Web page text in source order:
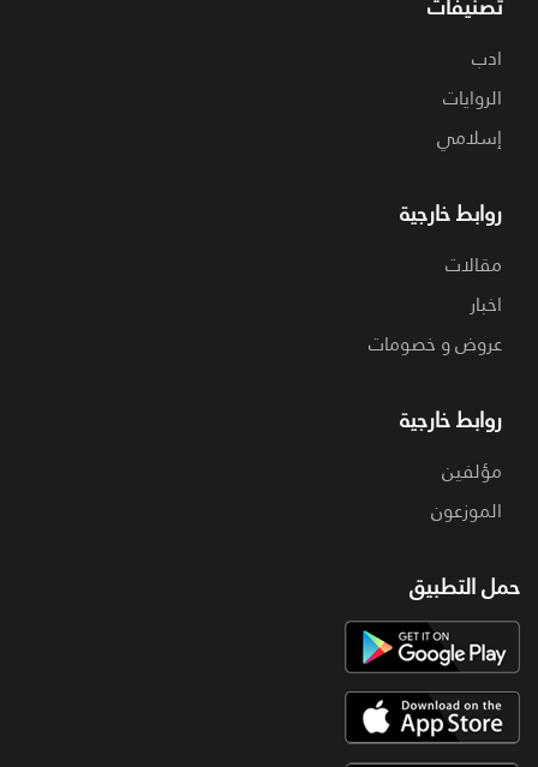
ادب
الروايات
إسلامي
روابط خارجية
مقالات
اخبار
عروض و خصومات
روابط خارجية
مؤلفين
الموزعون
حمل التطبيق